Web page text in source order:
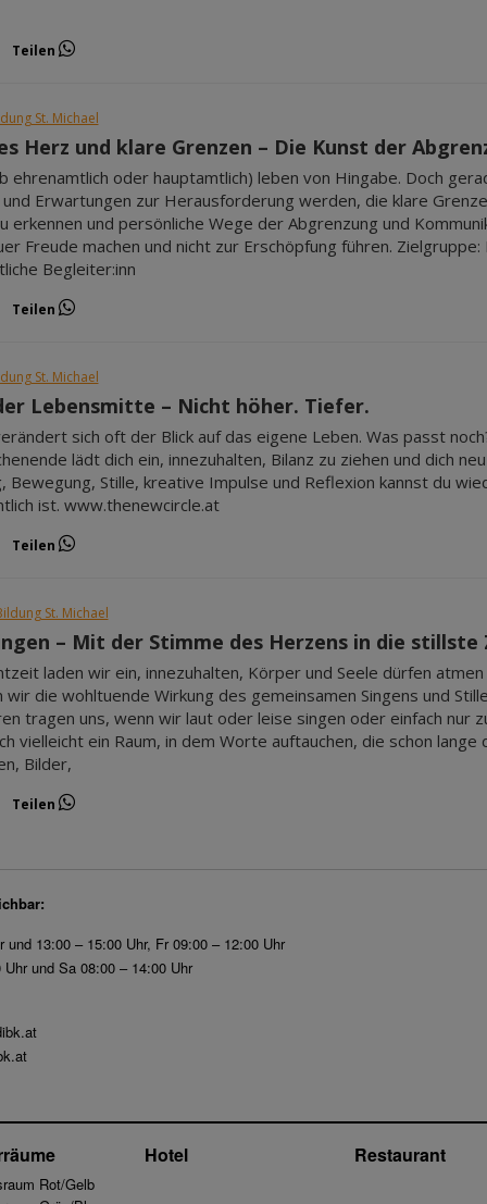
Teilen
St. Michael
Herz und klare Grenzen – Die Kunst der
ehrenamtlich oder hauptamtlich) leben von Hingabe. Doch
Erwartungen zur Herausforderung werden, die klare
erkennen und persönliche Wege der Abgrenzung und
Freude machen und nicht zur Erschöpfung führen.
Begleiter:inn
Teilen
St. Michael
Lebensmitte – Nicht höher. Tiefer.
sich oft der Blick auf das eigene Leben. Was passt
lädt dich ein, innezuhalten, Bilanz zu ziehen und dich
Bewegung, Stille, kreative Impulse und Reflexion kannst du
ist. www.thenewcircle.at
Teilen
St. Michael
– Mit der Stimme des Herzens in die stillste
laden wir ein, innezuhalten, Körper und Seele dürfen
die wohltuende Wirkung des gemeinsamen Singens und
tragen uns, wenn wir laut oder leise singen oder einfach nur
vielleicht ein Raum, in dem Worte auftauchen, die schon
Bilder,
Teilen
13:00 – 15:00 Uhr, Fr 09:00 – 12:00 Uhr
und Sa 08:00 – 14:00 Uhr
Rot/Gelb
Hotel Restaurant